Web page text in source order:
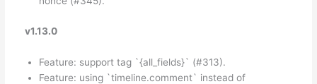
v1.13.0
Feature: support tag `{all_fields}` (#313).
Feature: using `timeline.comment` instead of